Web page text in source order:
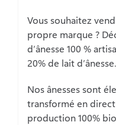
Vous souhaitez
propre marque ?
d’ânesse 100 %
20% de lait d’ânesse.
Nos ânesses sont
transformé en
production 100%